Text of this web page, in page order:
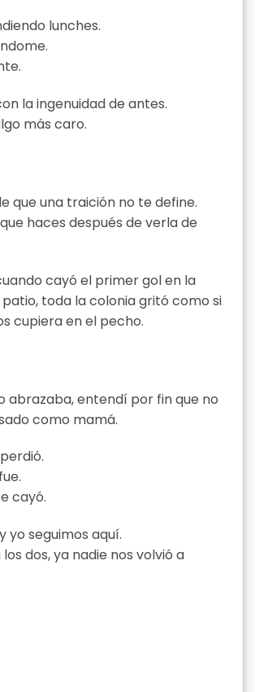
lunches.
la ingenuidad de antes.
más caro.
que una traición no te define.
haces después de verla de
cayó el primer gol en la
toda la colonia gritó como si
cupiera en el pecho.
abrazaba, entendí por fin que no
como mamá.
cayó.
yo seguimos aquí.
los dos, ya nadie nos volvió a